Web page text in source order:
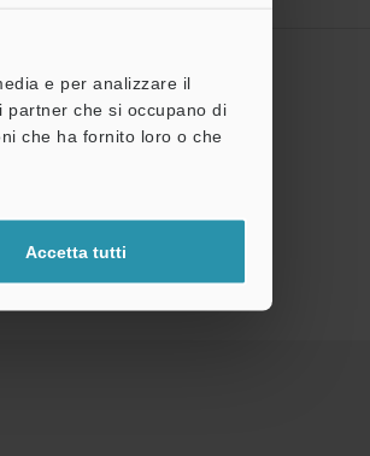
e per analizzare il
che si occupano di
che ha fornito loro o che
Accetta tutti
energetico.